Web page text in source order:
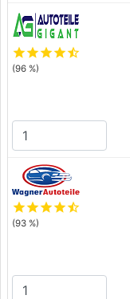
starstarstarstarstar_half
(96 %)
starstarstarstarstar_half
(93 %)